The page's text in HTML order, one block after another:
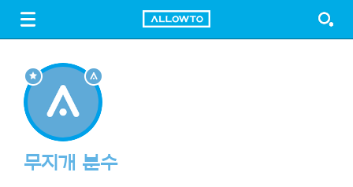
FREE DOWNLOAD
무지개 분수